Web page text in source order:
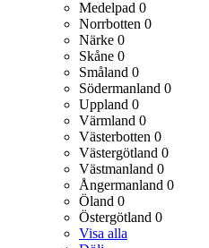
Medelpad 0
Norrbotten 0
Närke 0
Skåne 0
Småland 0
Södermanland 0
Uppland 0
Värmland 0
Västerbotten 0
Västergötland 0
Västmanland 0
Ångermanland 0
Öland 0
Östergötland 0
Visa alla